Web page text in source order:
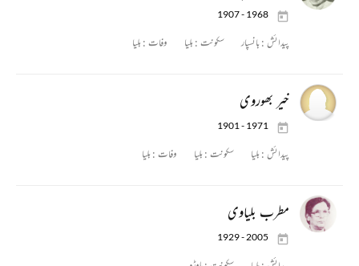
1907 - 1968
پیدائش : بانسپار سکونت : بلیا وفات : بلیا
خیر بھوروی
1901 - 1971
پیدائش : بلیا سکونت : بلیا وفات : بلیا
مطرب بلیاوی
1929 - 2005